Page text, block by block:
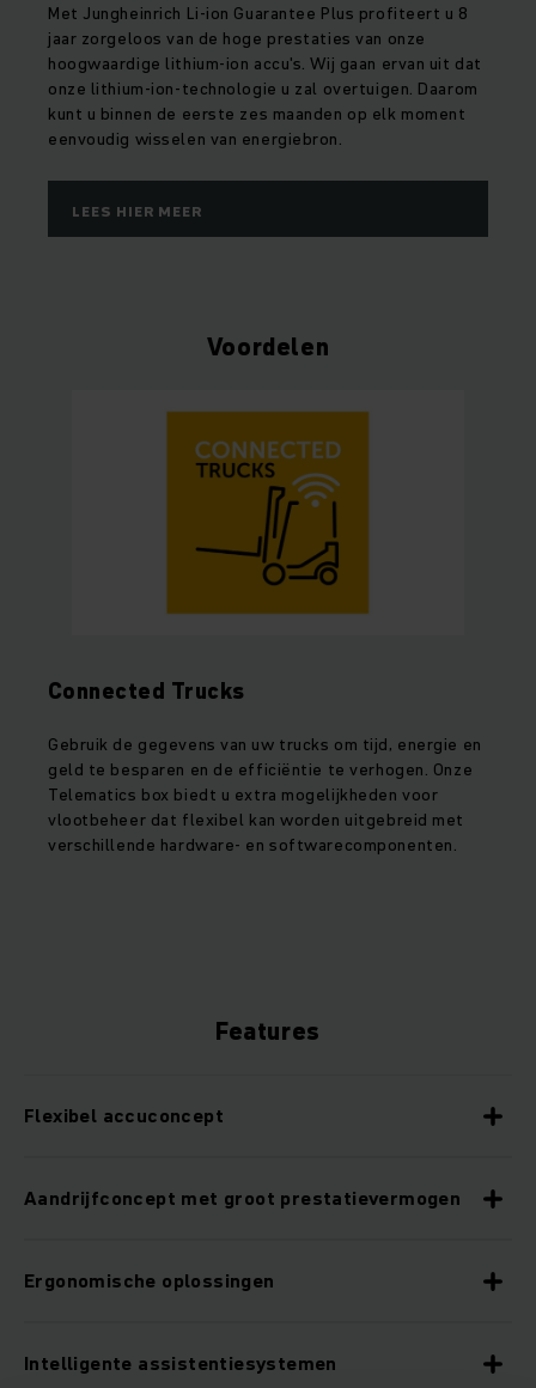
Met Jungheinrich Li-ion Guarantee Plus profiteert u 8
jaar zorgeloos van de hoge prestaties van onze
hoogwaardige lithium-ion accu's. Wij gaan ervan uit dat
onze lithium-ion-technologie u zal overtuigen. Daarom
kunt u binnen de eerste zes maanden op elk moment
eenvoudig wisselen van energiebron.
LEES HIER MEER
Voordelen
Connected Trucks
Gebruik de gegevens van uw trucks om tijd, energie en
geld te besparen en de efficiëntie te verhogen. Onze
Telematics box biedt u extra mogelijkheden voor
vlootbeheer dat flexibel kan worden uitgebreid met
verschillende hardware- en softwarecomponenten.
Features
Flexibel accuconcept
Aandrijfconcept met groot prestatievermogen
Ergonomische oplossingen
Intelligente assistentiesystemen